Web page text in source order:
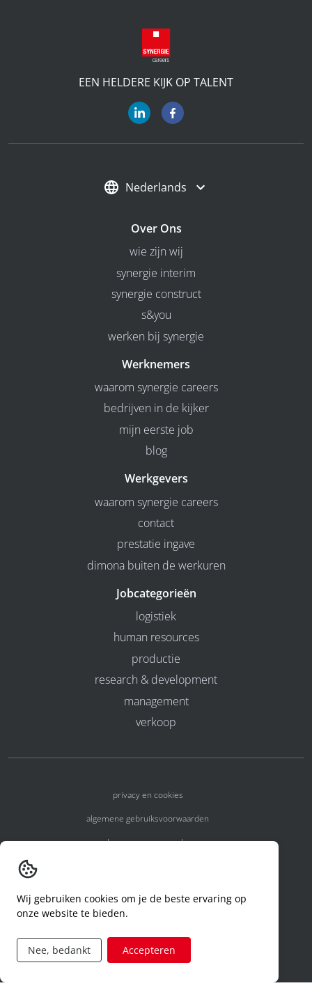
EEN HELDERE KIJK OP TALENT
Nederlands
Over Ons
wie zijn wij
synergie interim
synergie construct
s&you
werken bij synergie
Werknemers
waarom synergie careers
bedrijven in de kijker
mijn eerste job
blog
Werkgevers
waarom synergie careers
contact
prestatie ingave
dimona buiten de werkuren
Jobcategorieën
logistiek
human resources
productie
research & development
management
verkoop
privacy en cookies
algemene gebruiksvoorwaarden
algemene voorwaarden
code of conduct
aanvraag rechten ivm privacy
Wij gebruiken cookies om je de beste ervaring op
onze website te bieden.
Nee, bedankt Accepteren